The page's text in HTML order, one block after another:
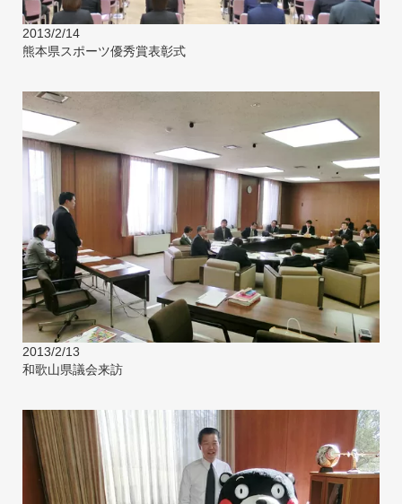
2013/2/14
熊本県スポーツ優秀賞表彰式
2013/2/13
和歌山県議会来訪